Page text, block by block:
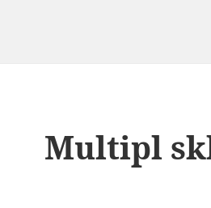
Multipl